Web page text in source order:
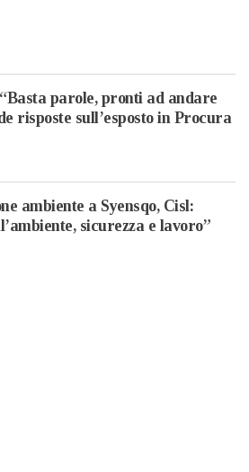
parole, pronti ad andare
risposte sull’esposto in Procura
ambiente a Syensqo, Cisl:
sicurezza e lavoro”